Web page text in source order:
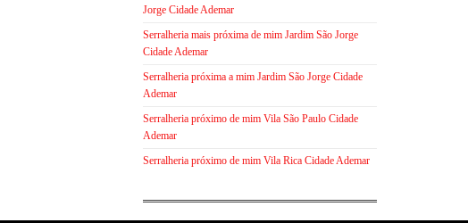
Jorge Cidade Ademar
Serralheria mais próxima de mim Jardim São Jorge
Cidade Ademar
Serralheria próxima a mim Jardim São Jorge Cidade
Ademar
Serralheria próximo de mim Vila São Paulo Cidade
Ademar
Serralheria próximo de mim Vila Rica Cidade Ademar